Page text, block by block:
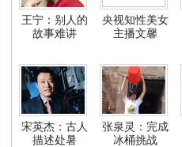
王宁：别人的
故事难讲
央视知性美女
主播文馨
宋英杰：古人
描述处暑
张泉灵：完成
冰桶挑战